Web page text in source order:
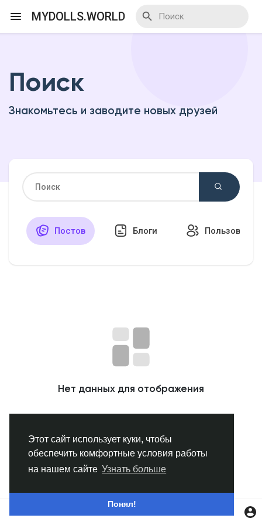
Этот сайт использует куки, чтобы
обеспечить комфортные условия работы
на нашем сайте Узнать больше
Понял!
MYDOLLS.WORLD
Я организатор
Смотреть Базар
Популярные посты
Найти сообщения
Поиск
Знакомьтесь и заводите новых друзей
Постов Блоги
Нет данных для отображения